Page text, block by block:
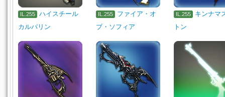
IL.255
ハイスチール
カルバリン
IL.255
ファイア・オ
ブ・ソフィア
IL.255
キンナマ
トン